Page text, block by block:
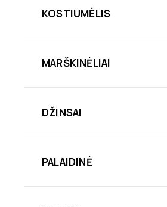
KOSTIUMĖLIS
MARŠKINĖLIAI
DŽINSAI
PALAIDINĖ